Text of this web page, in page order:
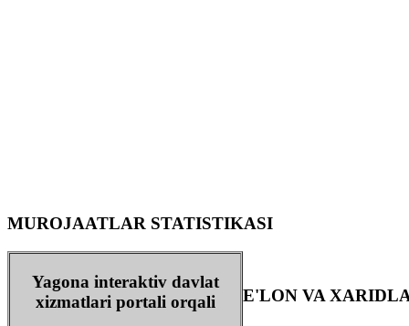
MUROJAATLAR STATISTIKASI
Yagona interaktiv davlat
xizmatlari portali orqali
E'LON VA